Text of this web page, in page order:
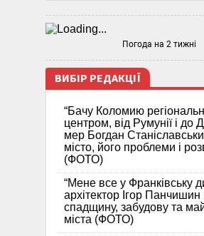
Погода на 2 тижні
ВИБІР РЕДАКЦІЇ
“Бачу Коломию
центром, від Румунії і до
мер Богдан
місто, його проблеми і
(ФОТО)
“Мене все у Франківську
архітектор Ігор Панчишин
спадщину, забудову та
міста (ФОТО)